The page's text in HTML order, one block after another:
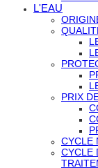
L'EAU
PRIX
CYCLE
CYCLE